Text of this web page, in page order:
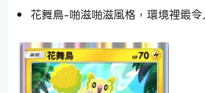
花舞鳥-啪滋啪滋風格，環境裡最令